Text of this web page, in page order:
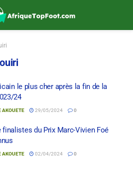
le plus cher après la fin de la
24
AKOUETE 29/05/2024 0
finalistes du Prix Marc-Vivien Foé
AKOUETE 02/04/2024 0